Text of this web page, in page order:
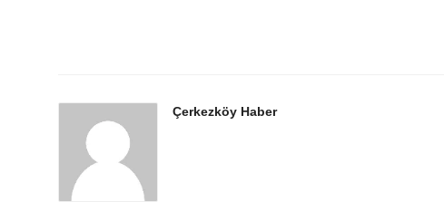
Çerkezköy Haber